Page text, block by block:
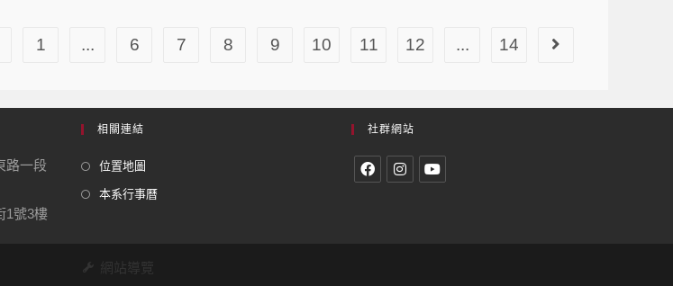
1 ... 6 7 8 9 10 11 12 ... 14
路一段
1號3樓
相關連結
位置地圖
本系行事曆
社群網站
網站導覽